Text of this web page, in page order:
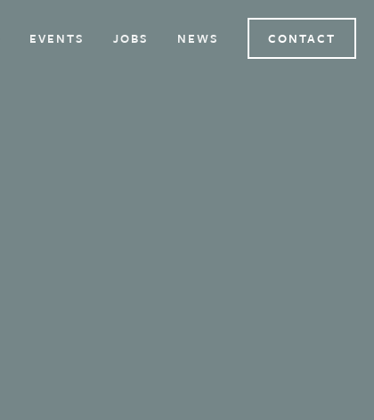
EVENTS JOBS NEWS CONTACT